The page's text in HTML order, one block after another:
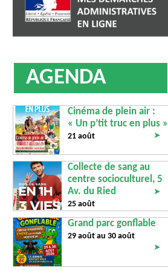
AGENDA
Cinéma de plein air :
« Un p’tit truc en plus »
21 août ➤
Collecte de sang au
centre socioculturel, 5
Av. du Ried
25 août
➤
Grand parc gonflable
29 août au 30 août
➤